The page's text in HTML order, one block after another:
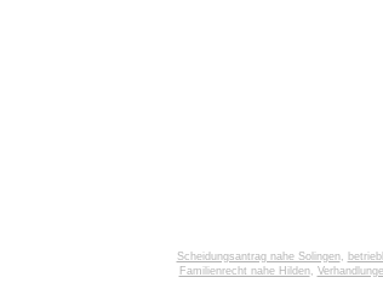
Scheidungsantrag nahe Solingen,
Familienrecht nahe Hilden,